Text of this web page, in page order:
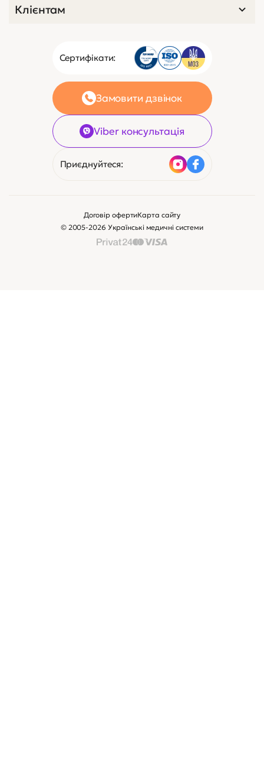
Сертифікати:
Замовити дзвінок
Viber консультація
Приєднуйтеся:
Клієнтам
© 2005-2026 Українські медичні системи
Договір офертиКарта сайту